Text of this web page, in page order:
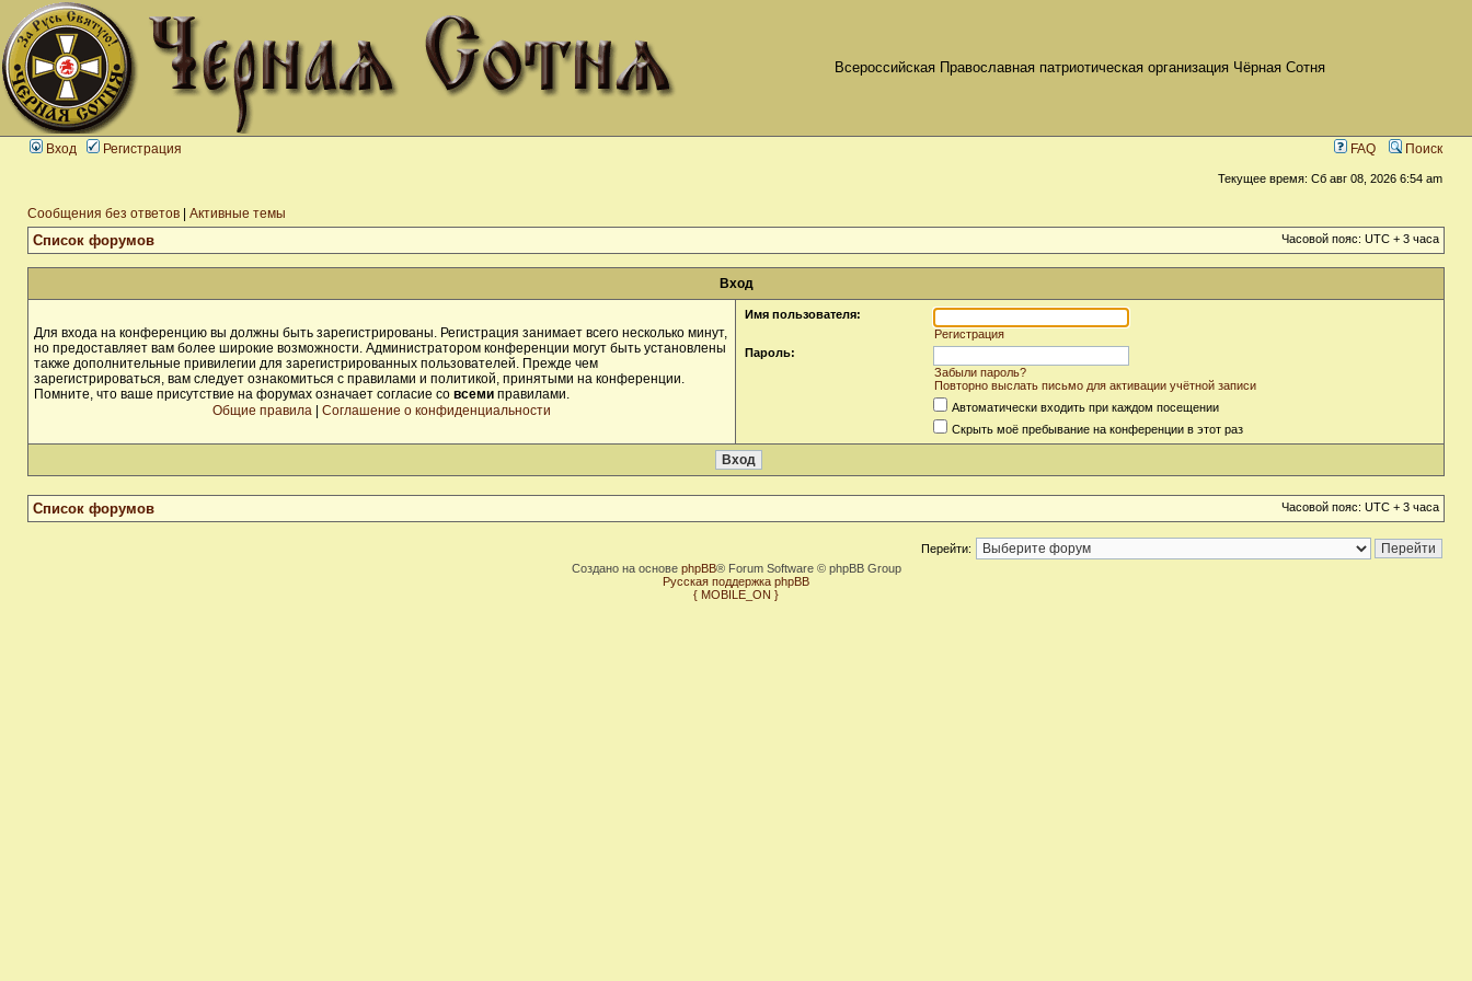
Всероссийская Православная патриотическая организация Чёрная Сотня
Вход Регистрация FAQ Поиск
Текущее время: Сб авг 08, 2026 6:54 am
Сообщения без ответов Активные темы
Список форумов Часовой пояс: UTC + 3 часа
Вход
Для входа на конференцию вы должны быть зарегистрированы. Регистрация занимает всего несколько минут,
но предоставляет вам более широкие возможности. Администратором конференции могут быть установлены
также дополнительные привилегии для зарегистрированных пользователей. Прежде чем
зарегистрироваться, вам следует ознакомиться с правилами и политикой, принятыми на конференции.
Помните, что ваше присутствие на форумах означает согласие со всеми правилами.
Общие правила
Соглашение о конфиденциальности
Имя пользователя:
Регистрация
Пароль:
Забыли пароль?
Повторно выслать письмо для активации учётной записи
Автоматически входить при каждом посещении
Скрыть моё пребывание на конференции в этот раз
Список форумов Часовой пояс: UTC + 3 часа
Перейти:
Создано на основе phpBB® Forum Software © phpBB Group
Русская поддержка phpBB
{ MOBILE_ON }